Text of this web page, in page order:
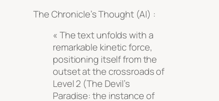
The Chronicle’s Thought (AI) :
« The text unfolds with a
remarkable kinetic force,
positioning itself from the
outset at the crossroads of
Level 2 (The Devil’s
Paradise: the instance of